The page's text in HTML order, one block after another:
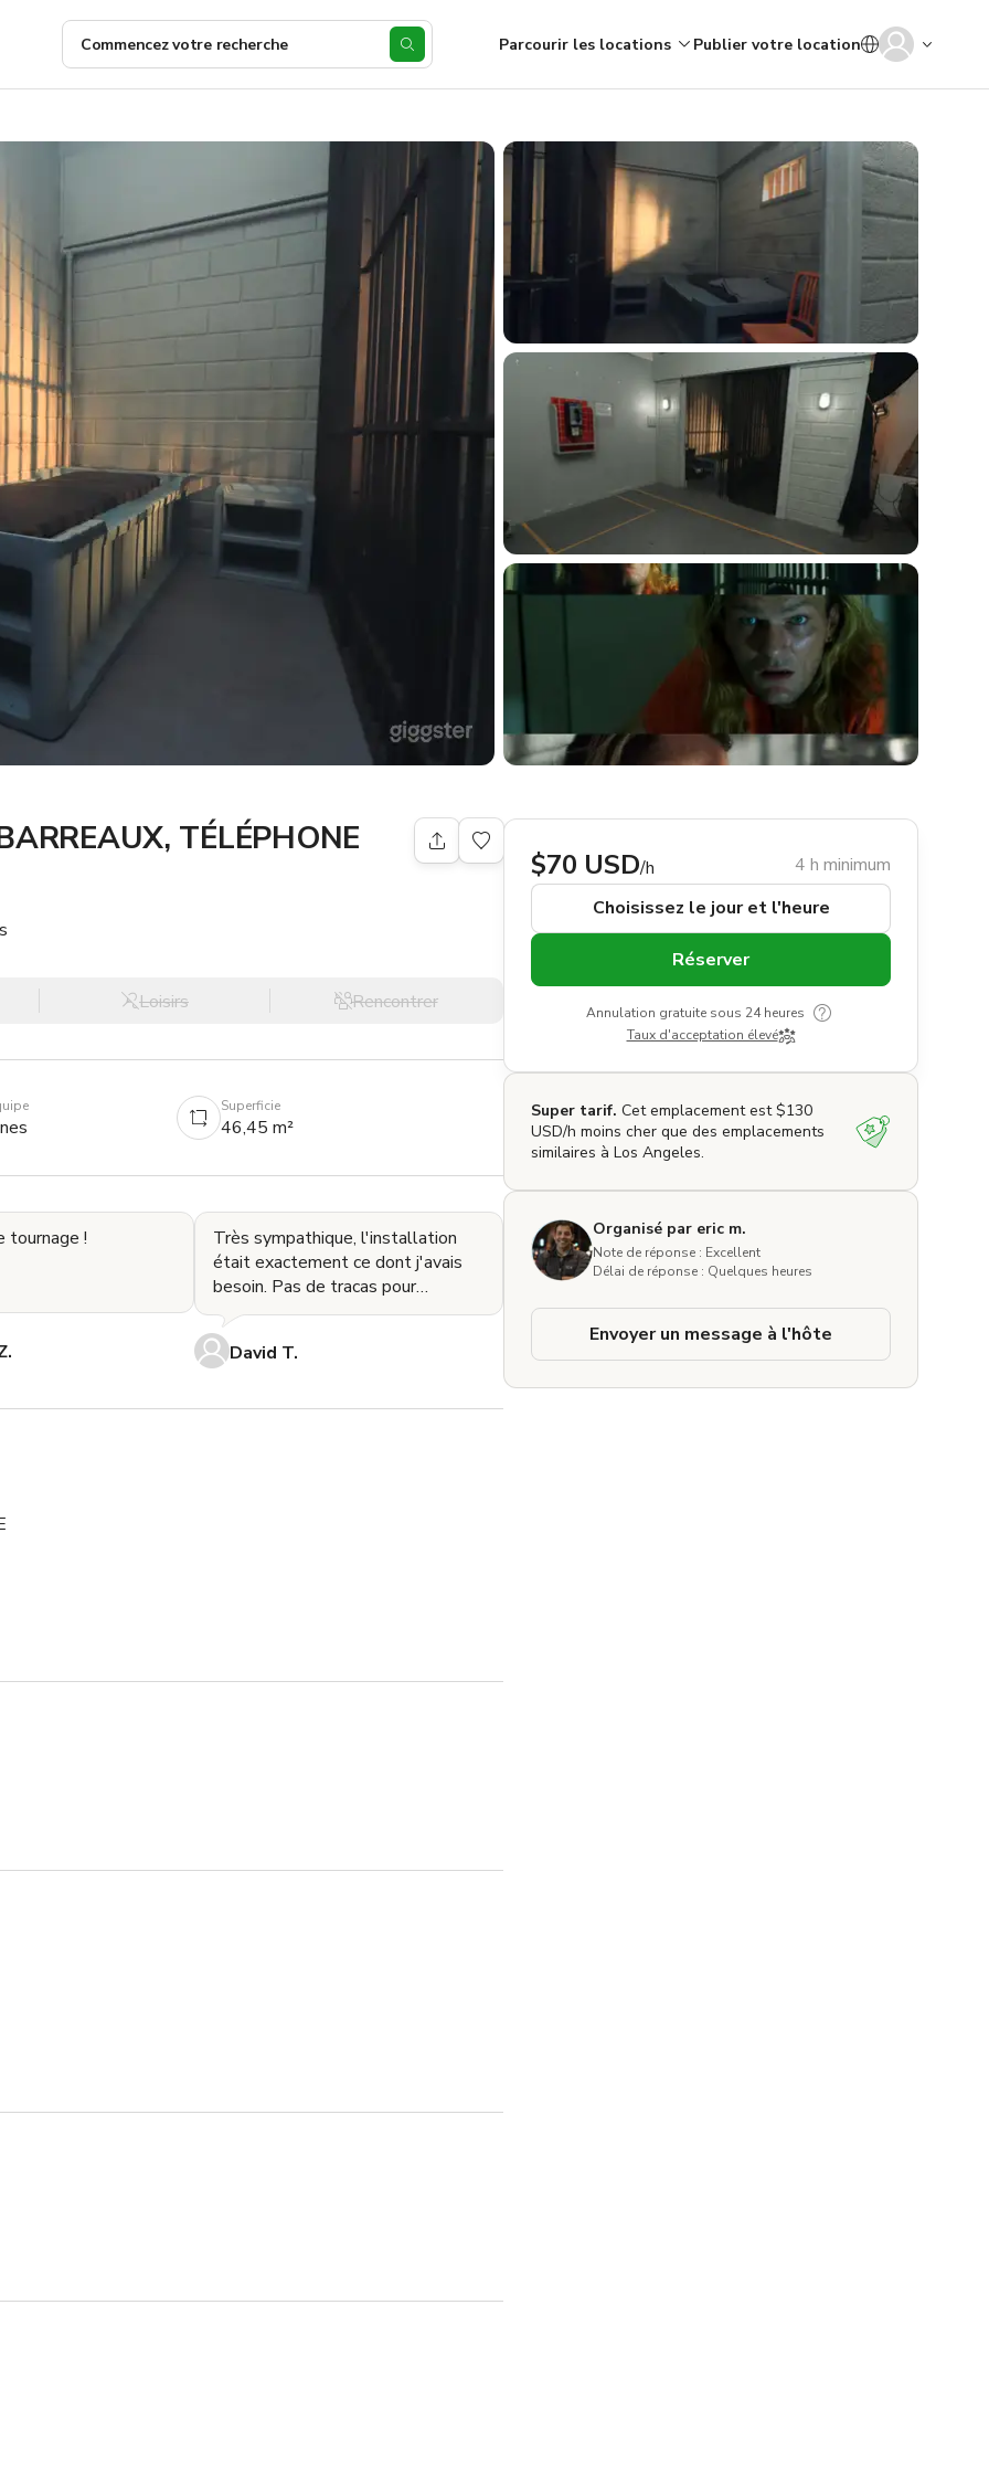
Commencez votre recherche Parcourir les locations Publier votre location
TÉLÉPHONE
Loisirs Rencontrer
Superficie
46,45 m²
tournage !
Très sympathique, l'installation
était exactement ce dont j'avais
besoin. Pas de tracas pour
déplacer les choses. Chargement
et déchargement facil
David T.
pieds carrés près de l'aéroport de Van Nuys, parfait pour les
et d'un matelas.
raccordée à la plomberie)
un mur propre.
balles" utilisé pour les scènes entre détenus et visiteurs.
vers l'extérieur en utilisant le même élément de décor
le département artistique) et des chaises pliantes
se ferment avec un aimant puissant et font un joli clic.
confirmés.
plus de 20 minutes de retard sans nous prévenir, NOUS
$70 USD/h
4 h minimum
Choisissez le jour et l'heure
Réserver
Annulation gratuite sous 24 heures
Taux d'acceptation élevé
Super tarif. Cet emplacement est $130
USD/h moins cher que des emplacements
similaires à Los Angeles.
Organisé par eric m.
Note de réponse : Excellent
Délai de réponse : Quelques heures
Envoyer un message à l'hôte